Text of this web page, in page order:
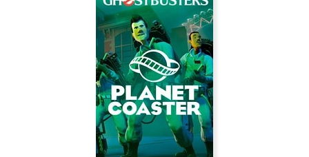
Alice's Wonderland Cast In Shadow
Collectors Edition